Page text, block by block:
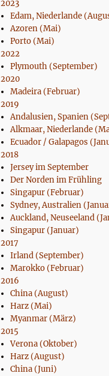
2023
Edam, Niederlande
Azoren (Mai)
Porto (Mai)
2022
Plymouth (September)
2020
Madeira (Februar)
2019
Andalusien, Spanien
Alkmaar, Niederlande
Ecuador / Galapagos
2018
Jersey im September
Der Norden im Frühling
Singapur (Februar)
Sydney, Australien
Auckland, Neuseeland
Singapur (Januar)
2017
Irland (September)
Marokko (Februar)
2016
China (August)
Harz (Mai)
Myanmar (März)
2015
Verona (Oktober)
Harz (August)
China (Juni)